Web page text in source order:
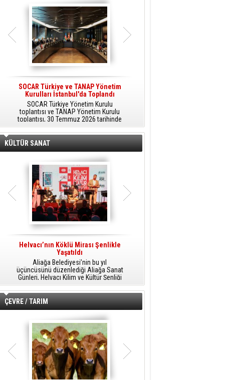
SOCAR Türkiye ve TANAP Yönetim
Kurulları İstanbul'da Toplandı
SOCAR Türkiye Yönetim Kurulu
toplantısı ve TANAP Yönetim Kurulu
toplantısı, 30 Temmuz 2026 tarihinde
İstanbul’da gerçekleştirildi.
hidrojen teknolojileri alanında yenilikçi
projelere öncülük ediyor.
KÜLTÜR SANAT
Helvacı’nın Köklü Mirası Şenlikle
Yaşatıldı
Aliağa Belediyesi’nin bu yıl
üçüncüsünü düzenlediği Aliağa Sanat
Günleri, Helvacı Kilim ve Kültür Şenliği
ile Helvacı’da renkli bir güne sahne
oldu.
birbirinden renkli etkinliklerle devam
ÇEVRE / TARIM